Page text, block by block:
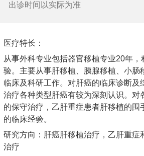
出诊时间以实际为准
医疗特长：
从事外科专业包括器官移植专业20年
验。主要从事肝移植、胰腺移植、小肠
临床及科研工作。对肝癌的临床诊断及
治疗各种类型肝癌有较为深刻认识。对
的保守治疗，乙肝重症患者肝移植的围
的临床经验。
研究方向：肝癌肝移植治疗，乙肝重症
治疗